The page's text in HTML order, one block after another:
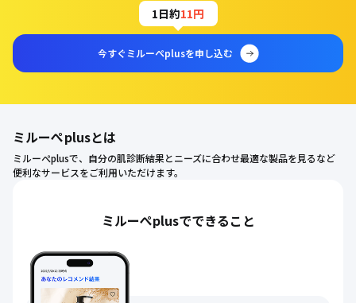
1日約11円
今すぐミルーぺplusを申し込む
ミルーぺplusとは
ミルーぺplusで、自分の肌診断結果とニーズに合わせ最適な製品を見るなど
便利なサービスをご利用いただけます。
ミルーぺplusでできること